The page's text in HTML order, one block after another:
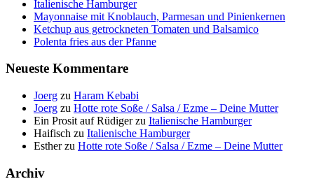
Italienische Hamburger
Mayonnaise mit Knoblauch, Parmesan und Pinienkernen
Ketchup aus getrockneten Tomaten und Balsamico
Polenta fries aus der Pfanne
Neueste Kommentare
Joerg zu Haram Kebabi
Joerg zu Hotte rote Soße / Salsa / Ezme – Deine Mutter
Ein Prosit auf Rüdigerzu Italienische Hamburger
Haifisch zu Italienische Hamburger
Estherzu Hotte rote Soße / Salsa / Ezme – Deine Mutter
Archiv